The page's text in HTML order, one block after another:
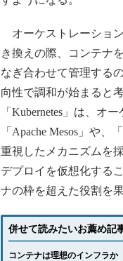
オーケストレーショ
き換えの際、コンテナ
なぎ合わせて管理する
向性で調和が始まると
「Kubernetes」は、オ
「Apache Mesos」や、
重視したメカニズムを採
デプロイを仮想化する
ナの枠を超えた役割を果
併せて読みたいお薦め記
コンテナは理想のインフラか